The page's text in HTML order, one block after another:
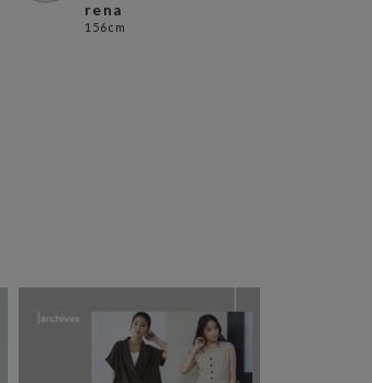
rena
156cm